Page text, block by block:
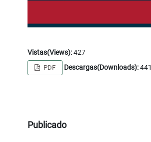
Vistas(Views):427
PDF Descargas(Downloads):441
Publicado